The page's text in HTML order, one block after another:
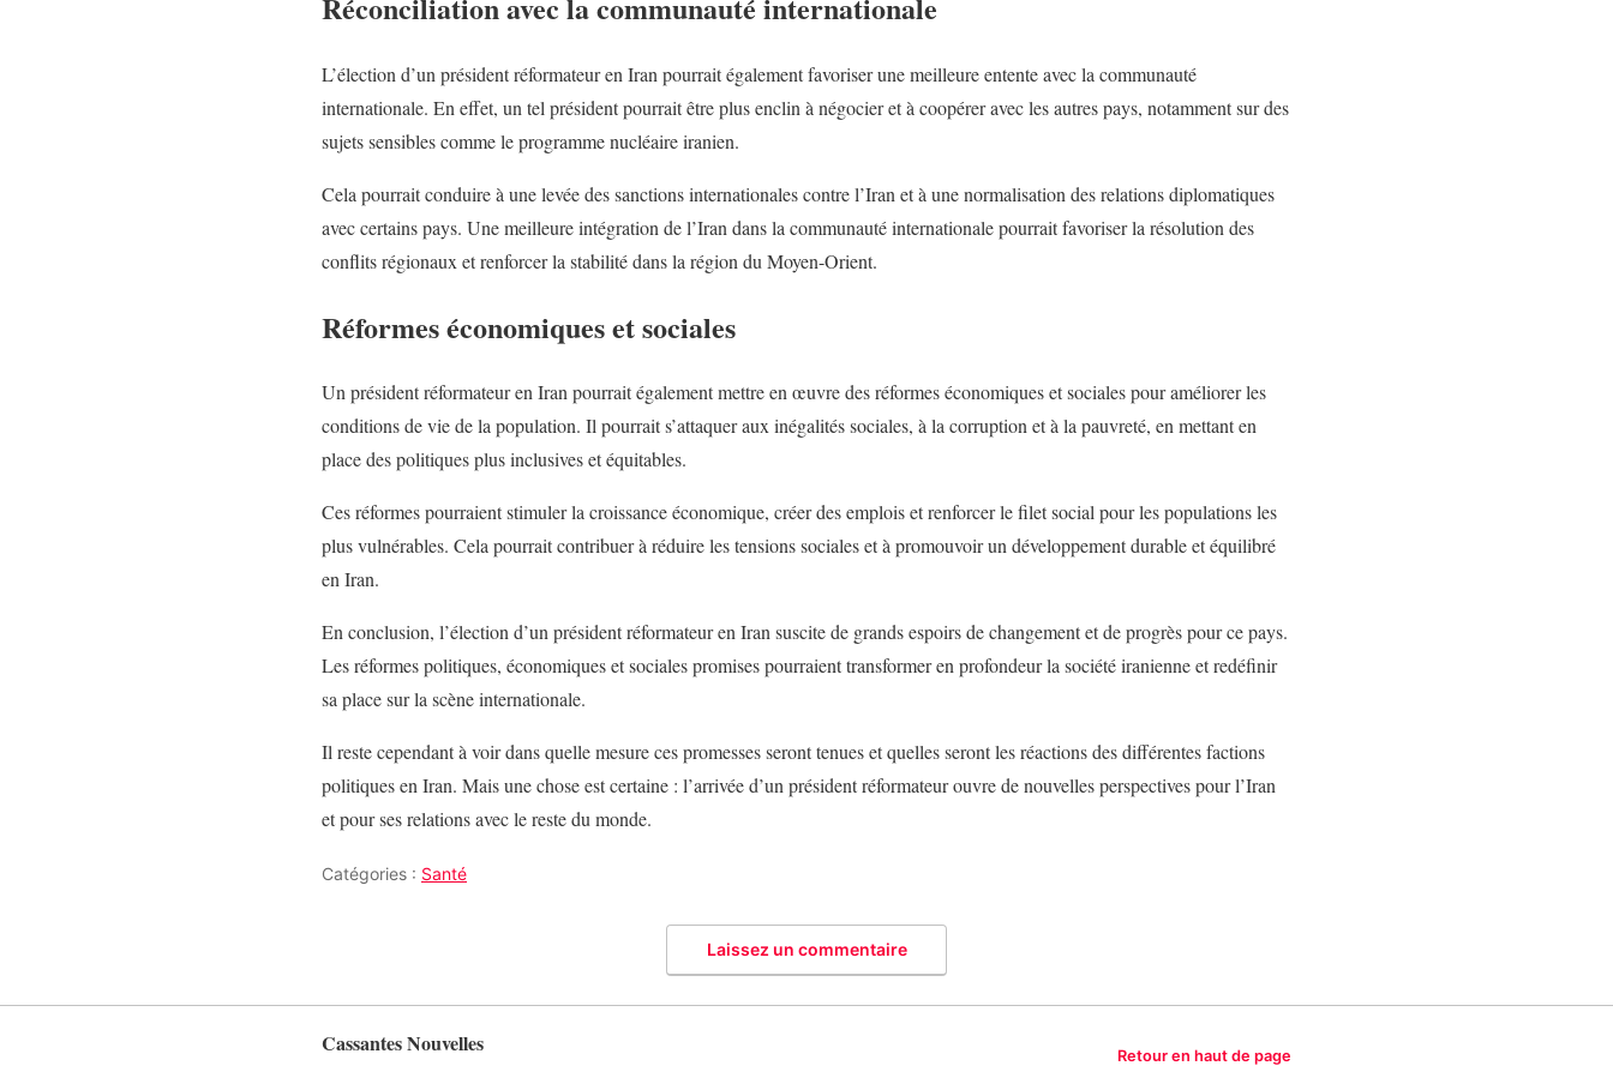
L’élection d’un président réformateur en Iran pourrait également favoriser une meilleure entente avec la communauté
internationale. En effet, un tel président pourrait être plus enclin à négocier et à coopérer avec les autres pays, notamment sur des
sujets sensibles comme le programme nucléaire iranien.
Cela pourrait conduire à une levée des sanctions internationales contre l’Iran et à une normalisation des relations diplomatiques
avec certains pays. Une meilleure intégration de l’Iran dans la communauté internationale pourrait favoriser la résolution des
conflits régionaux et renforcer la stabilité dans la région du Moyen-Orient.
Réformes économiques et sociales
Un président réformateur en Iran pourrait également mettre en œuvre des réformes économiques et sociales pour améliorer les
conditions de vie de la population. Il pourrait s’attaquer aux inégalités sociales, à la corruption et à la pauvreté, en mettant en
place des politiques plus inclusives et équitables.
Ces réformes pourraient stimuler la croissance économique, créer des emplois et renforcer le filet social pour les populations les
plus vulnérables. Cela pourrait contribuer à réduire les tensions sociales et à promouvoir un développement durable et équilibré
en Iran.
En conclusion, l’élection d’un président réformateur en Iran suscite de grands espoirs de changement et de progrès pour ce pays.
Les réformes politiques, économiques et sociales promises pourraient transformer en profondeur la société iranienne et redéfinir
sa place sur la scène internationale.
Il reste cependant à voir dans quelle mesure ces promesses seront tenues et quelles seront les réactions des différentes factions
politiques en Iran. Mais une chose est certaine : l’arrivée d’un président réformateur ouvre de nouvelles perspectives pour l’Iran
et pour ses relations avec le reste du monde.
Catégories : Santé
Laissez un commentaire
Cassantes Nouvelles Retour en haut de page